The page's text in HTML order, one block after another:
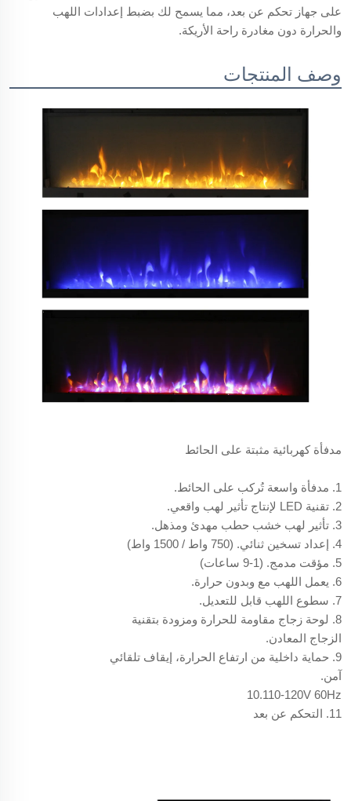
على جهاز تحكم عن بعد، مما يسمح لك بضبط إعدادات اللهب
والحرارة دون مغادرة راحة الأريكة.
وصف المنتجات
مدفأة كهربائية مثبتة على الحائط
1. مدفأة واسعة تُركب على الحائط.
2. تقنية LED لإنتاج تأثير لهب واقعي.
3. تأثير لهب خشب حطب مهدئ ومذهل.
4. إعداد تسخين ثنائي. (750 واط / 1500 واط)
5. مؤقت مدمج. (1-9 ساعات)
6. يعمل اللهب مع وبدون حرارة.
7. سطوع اللهب قابل للتعديل.
8. لوحة زجاج مقاومة للحرارة ومزودة بتقنية
الزجاج المعادن.
9. حماية داخلية من ارتفاع الحرارة، إيقاف تلقائي
آمن.
10.110-120V 60Hz
11. التحكم عن بعد